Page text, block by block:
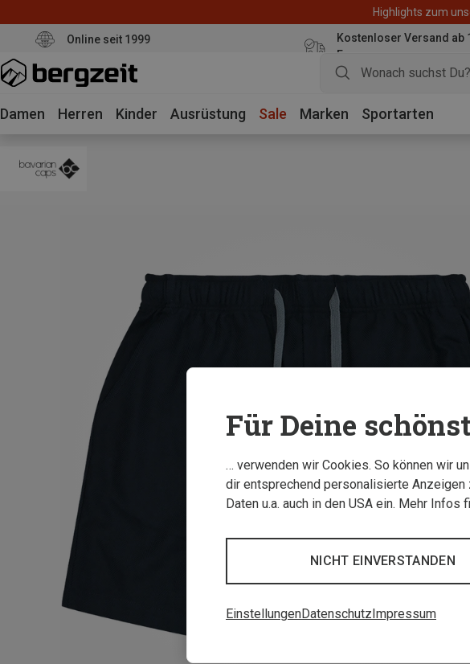
Highlights zum
Online seit 1999
Kostenloser Versand ab
Euro
Damen Herren Kinder Ausrüstung Sale Marken Sportarten
Für Deine
… verwenden wir Cookies. So können wir
dir entsprechend personalisierte
Daten u.a. auch in den USA ein. Mehr Infos
NICHT EINVERSTANDEN
EinstellungenDatenschutz Impressum